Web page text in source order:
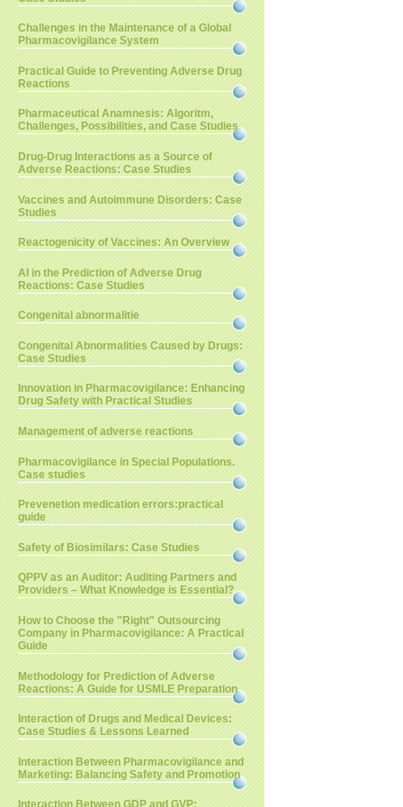
Challenges in the Maintenance of a Global
Pharmacovigilance System
Practical Guide to Preventing Adverse Drug
Reactions
Pharmaceutical Anamnesis: Algoritm,
Challenges, Possibilities, and Case Studies
Drug-Drug Interactions as a Source of
Adverse Reactions: Case Studies
Vaccines and Autoimmune Disorders: Case
Studies
Reactogenicity of Vaccines: An Overview
AI in the Prediction of Adverse Drug
Reactions: Case Studies
Congenital abnormalitie
Congenital Abnormalities Caused by Drugs:
Case Studies
Innovation in Pharmacovigilance: Enhancing
Drug Safety with Practical Studies
Management of adverse reactions
Pharmacovigilance in Special Populations.
Case studies
Prevenetion medication errors:practical
guide
Safety of Biosimilars: Case Studies
QPPV as an Auditor: Auditing Partners and
Providers – What Knowledge is Essential?
How to Choose the "Right" Outsourcing
Company in Pharmacovigilance: A Practical
Guide
Methodology for Prediction of Adverse
Reactions: A Guide for USMLE Preparation
Interaction of Drugs and Medical Devices:
Case Studies & Lessons Learned
Interaction Between Pharmacovigilance and
Marketing: Balancing Safety and Promotion